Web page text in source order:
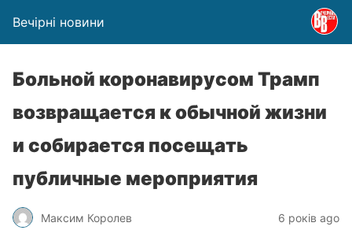
Вечірні новини
Больной коронавирусом Трамп
возвращается к обычной жизни
и собирается посещать
публичные мероприятия
Максим Королев 6 років ago